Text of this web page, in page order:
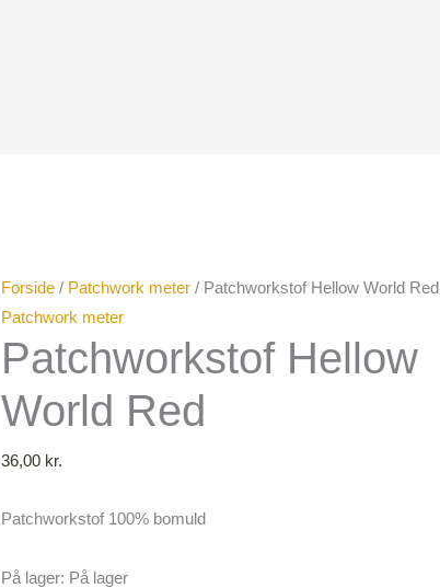
Forside / Patchwork meter / Patchworkstof Hellow World Red
Patchwork meter
Patchworkstof Hellow
World Red
36,00 kr.
Patchworkstof 100% bomuld
På lager: På lager
antal